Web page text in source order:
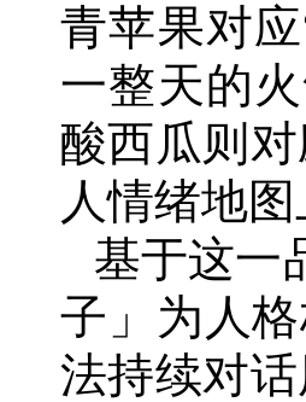
青苹果对
一整天的
酸西瓜则
人情绪地
基于这一
子」为人
法持续对